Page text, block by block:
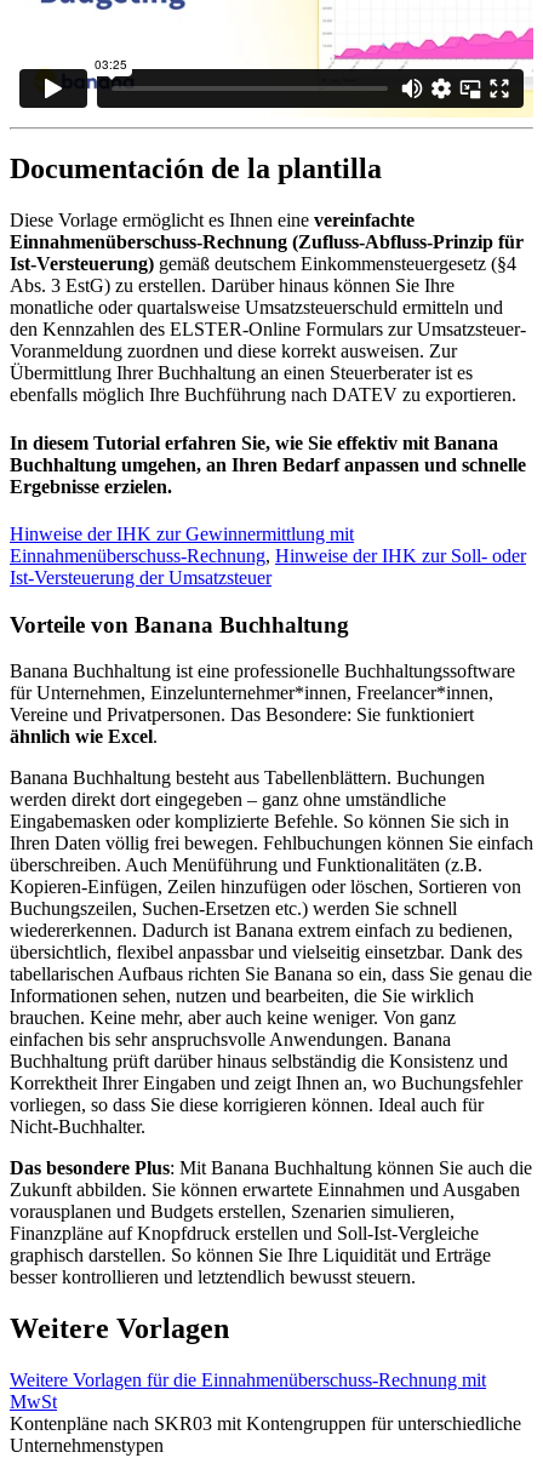
Documentación de la plantilla
Diese Vorlage ermöglicht es Ihnen eine vereinfachte
Einnahmenüberschuss-Rechnung (Zufluss-Abfluss-Prinzip für
Ist-Versteuerung) gemäß deutschem Einkommensteuergesetz (§4
Abs. 3 EstG) zu erstellen. Darüber hinaus können Sie Ihre
monatliche oder quartalsweise Umsatzsteuerschuld ermitteln und
den Kennzahlen des ELSTER-Online Formulars zur Umsatzsteuer-
Voranmeldung zuordnen und diese korrekt ausweisen. Zur
Übermittlung Ihrer Buchhaltung an einen Steuerberater ist es
ebenfalls möglich Ihre Buchführung nach DATEV zu exportieren.
In diesem Tutorial erfahren Sie, wie Sie effektiv mit Banana
Buchhaltung umgehen, an Ihren Bedarf anpassen und schnelle
Ergebnisse erzielen.
Hinweise der IHK zur Gewinnermittlung mit
Einnahmenüberschuss-Rechnung, Hinweise der IHK zur Soll- oder
Ist-Versteuerung der Umsatzsteuer
Vorteile von Banana Buchhaltung
Banana Buchhaltung ist eine professionelle Buchhaltungssoftware
für Unternehmen, Einzelunternehmer*innen, Freelancer*innen,
Vereine und Privatpersonen. Das Besondere: Sie funktioniert
ähnlich wie Excel.
Banana Buchhaltung besteht aus Tabellenblättern. Buchungen
werden direkt dort eingegeben – ganz ohne umständliche
Eingabemasken oder komplizierte Befehle. So können Sie sich in
Ihren Daten völlig frei bewegen. Fehlbuchungen können Sie einfach
überschreiben. Auch Menüführung und Funktionalitäten (z.B.
Kopieren-Einfügen, Zeilen hinzufügen oder löschen, Sortieren von
Buchungszeilen, Suchen-Ersetzen etc.) werden Sie schnell
wiedererkennen. Dadurch ist Banana extrem einfach zu bedienen,
übersichtlich, flexibel anpassbar und vielseitig einsetzbar. Dank des
tabellarischen Aufbaus richten Sie Banana so ein, dass Sie genau die
Informationen sehen, nutzen und bearbeiten, die Sie wirklich
brauchen. Keine mehr, aber auch keine weniger. Von ganz
einfachen bis sehr anspruchsvolle Anwendungen. Banana
Buchhaltung prüft darüber hinaus selbständig die Konsistenz und
Korrektheit Ihrer Eingaben und zeigt Ihnen an, wo Buchungsfehler
vorliegen, so dass Sie diese korrigieren können. Ideal auch für
Nicht-Buchhalter.
Das besondere Plus: Mit Banana Buchhaltung können Sie auch die
Zukunft abbilden. Sie können erwartete Einnahmen und Ausgaben
vorausplanen und Budgets erstellen, Szenarien simulieren,
Finanzpläne auf Knopfdruck erstellen und Soll-Ist-Vergleiche
graphisch darstellen. So können Sie Ihre Liquidität und Erträge
besser kontrollieren und letztendlich bewusst steuern.
Weitere Vorlagen
Weitere Vorlagen für die Einnahmenüberschuss-Rechnung mit
MwSt
Kontenpläne nach SKR03 mit Kontengruppen für unterschiedliche
Unternehmenstypen